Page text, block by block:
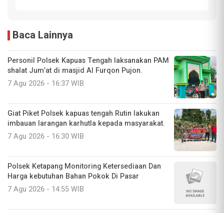
Baca Lainnya
Personil Polsek Kapuas Tengah laksanakan PAM
shalat Jum’at di masjid Al Furqon Pujon.
7 Agu 2026 - 16:37 WIB
Giat Piket Polsek kapuas tengah Rutin lakukan
imbauan larangan karhutla kepada masyarakat.
7 Agu 2026 - 16:30 WIB
‎Polsek Ketapang Monitoring Ketersediaan Dan
Harga kebutuhan Bahan Pokok Di Pasar
7 Agu 2026 - 14:55 WIB